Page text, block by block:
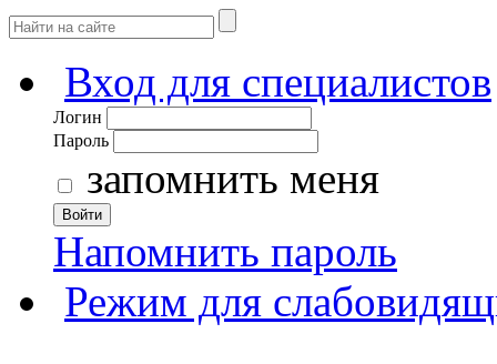
Вход для специалистов
Логин
Пароль
запомнить меня
Войти
Напомнить пароль
Режим для